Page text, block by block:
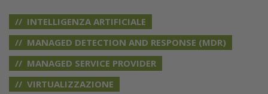
INTELLIGENZA ARTIFICIALE
MANAGED DETECTION AND RESPONSE (MDR)
MANAGED SERVICE PROVIDER
VIRTUALIZZAZIONE